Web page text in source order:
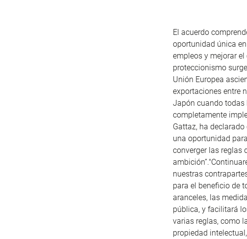
El acuerdo
oportunidad única
empleos y mejorar
proteccionismo
Unión Europea
exportaciones entre
Japón cuando todas
completamente
Gattaz, ha
una oportunidad
converger las reglas
nuestras
para el beneficio de
aranceles, las
pública, y facilitará
varias reglas, como
propiedad